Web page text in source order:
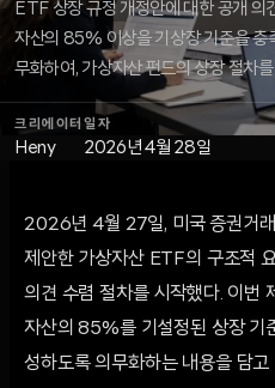
ETF 상장 규정 개정안에 대한 공개 의
자산의 85% 이상을 기상장 기준을 충
무화하여, 가상자산 펀드의 상장 절차
크리에이터
Heny
일자
2026년 4월 28일
2026년 4월 27일, 미국 증권거
제안한 가상자산 ETF의 구조적
의견 수렴 절차를 시작했다. 이번
자산의 85%를 기설정된 상장 기
성하도록 의무화하는 내용을 담